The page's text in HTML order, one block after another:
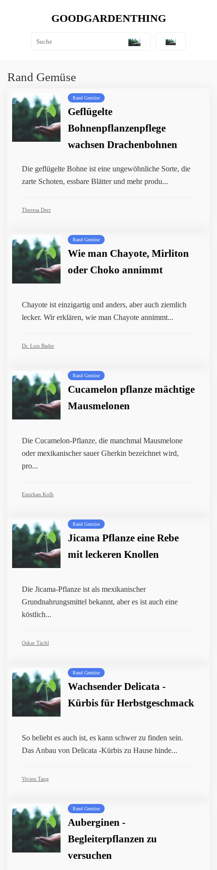
GOODGARDENTHING
Rand Gemüse
Rand Gemüse
Geflügelte
Bohnenpflanzenpflege
wachsen Drachenbohnen
Die geflügelte Bohne ist eine ungewöhnliche Sorte, die
zarte Schoten, essbare Blätter und mehr produ...
Theresa Derr
Rand Gemüse
Wie man Chayote, Mirliton
oder Choko annimmt
Chayote ist einzigartig und anders, aber auch ziemlich
lecker. Wir erklären, wie man Chayote annimmt...
Dr. Luis Bader
Rand Gemüse
Cucamelon pflanze mächtige
Mausmelonen
Die Cucamelon-Pflanze, die manchmal Mausmelone
oder mexikanischer sauer Gherkin bezeichnet wird,
pro...
Emirhan Kolb
Rand Gemüse
Jicama Pflanze eine Rebe
mit leckeren Knollen
Die Jicama-Pflanze ist als mexikanischer
Grundnahrungsmittel bekannt, aber es ist auch eine
köstlich...
Oskar Tächl
Rand Gemüse
Wachsender Delicata -
Kürbis für Herbstgeschmack
So beliebt es auch ist, es kann schwer zu finden sein.
Das Anbau von Delicata -Kürbis zu Hause hinde...
Vivien Tang
Rand Gemüse
Auberginen -
Begleiterpflanzen zu
versuchen